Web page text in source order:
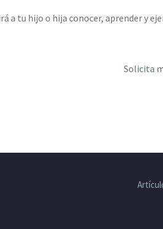
a tu hijo o hija conocer, aprender y
Solicita